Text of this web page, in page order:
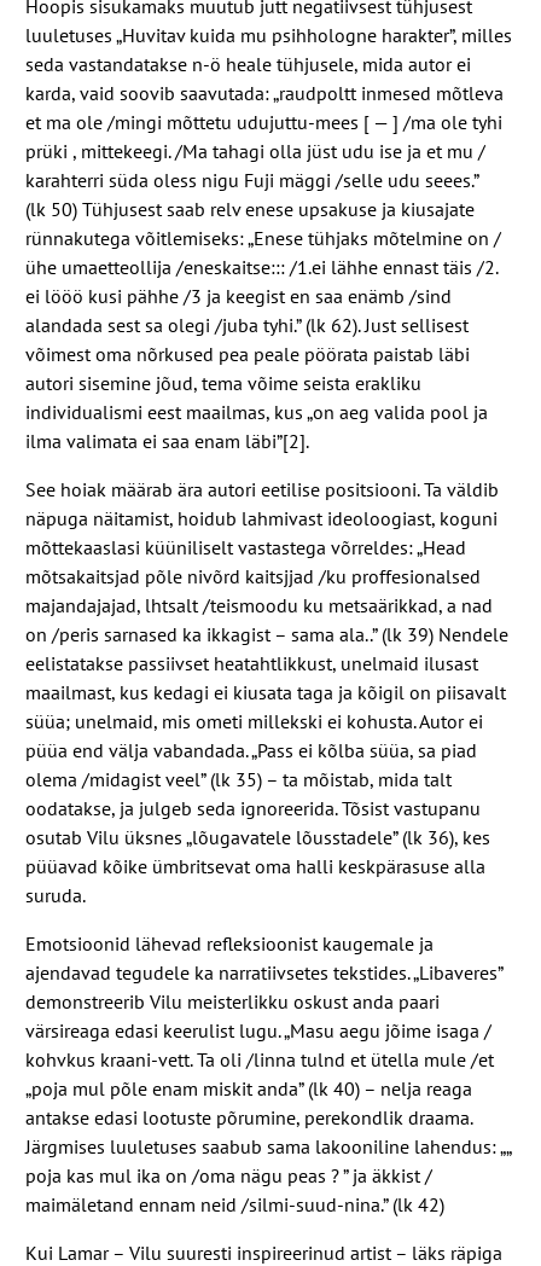
Hoopis sisukamaks muutub jutt negatiivsest tühjusest
luuletuses „Huvitav kuida mu psihhologne harakter”, milles
seda vastandatakse n-​ö heale tühjusele, mida autor ei
karda, vaid soovib saavutada: „raudpoltt inmesed mõtleva
et ma ole /​mingi mõttetu udujuttu-​mees [ — ] /​ma ole tyhi
prüki , mittekeegi. /​Ma tahagi olla jüst udu ise ja et mu /​
karahterri süda oless nigu Fuji mäggi /​selle udu seees.”
(lk 50) Tühjusest saab relv enese upsakuse ja kiusajate
rünnakutega võitlemiseks: „Enese tühjaks mõtelmine on /​
ühe umaetteollija /​eneskaitse::: /​1 .ei lähhe ennast täis /​2.
ei lööö kusi pähhe /​3 ja keegist en saa enämb /​sind
alandada sest sa olegi /​juba tyhi.” (lk 62). Just sellisest
võimest oma nõrkused pea peale pöörata paistab läbi
autori sisemine jõud, tema võime seista erakliku
individualismi eest maailmas, kus „on aeg valida pool ja
ilma valimata ei saa enam läbi”[2].
See hoiak määrab ära autori eetilise positsiooni. Ta väldib
näpuga näitamist, hoidub lahmivast ideoloogiast, koguni
mõttekaaslasi küüniliselt vastastega võrreldes: „Head
mõtsakaitsjad põle nivõrd kaitsjjad /​ku proffesionalsed
majandajajad, lhtsalt /​teismoodu ku metsaärikkad, a nad
on /​peris sarnased ka ikkagist – sama ala..” (lk 39) Nendele
eelistatakse passiivset heatahtlikkust, unelmaid ilusast
maailmast, kus kedagi ei kiusata taga ja kõigil on piisavalt
süüa; unelmaid, mis ometi millekski ei kohusta. Autor ei
püüa end välja vabandada. „Pass ei kõlba süüa, sa piad
olema /​midagist veel” (lk 35) – ta mõistab, mida talt
oodatakse, ja julgeb seda ignoreerida. Tõsist vastupanu
osutab Vilu üksnes „lõugavatele lõusstadele” (lk 36), kes
püüavad kõike ümbritsevat oma halli keskpärasuse alla
suruda.
Emotsioonid lähevad refleksioonist kaugemale ja
ajendavad tegudele ka narratiivsetes tekstides. „Libaveres”
demonstreerib Vilu meisterlikku oskust anda paari
värsireaga edasi keerulist lugu. „Masu aegu jõime isaga /​
kohvkus kraani-​vett. Ta oli /​linna tulnd et ütella mule /​et
„poja mul põle enam miskit anda” (lk40) – nelja reaga
antakse edasi lootuste põrumine, perekondlik draama.
Järgmises luuletuses saabub sama lakooniline lahendus: „„
poja kas mul ika on /​oma nägu peas ? ” ja äkkist /​
maimäletand ennam neid /​silmi-​suud-​nina.” (lk42)
Kui Lamar – Vilu suuresti inspireerinud artist – läks räpiga